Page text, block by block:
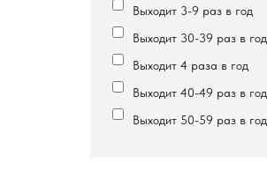
Выходит 3-9 раз в год
Выходит 30-39 раз в год
Выходит 4 раза в год
Выходит 40-49 раз в год
Выходит 50-59 раз в год